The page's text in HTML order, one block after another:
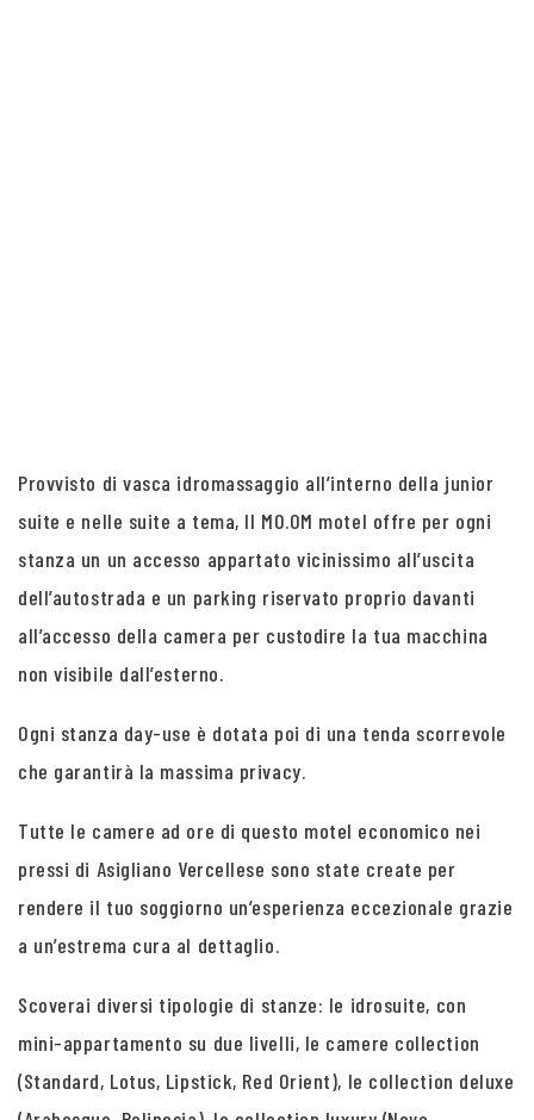
Provvisto di vasca idromassaggio all’interno della junior
suite e nelle suite a tema, Il MO.OM motel offre per ogni
stanza un un accesso appartato vicinissimo all’uscita
dell’autostrada e un parking riservato proprio davanti
all’accesso della camera per custodire la tua macchina
non visibile dall’esterno.
Ogni stanza day-use è dotata poi di una tenda scorrevole
che garantirà la massima privacy.
Tutte le camere ad ore di questo motel economico nei
pressi di Asigliano Vercellese sono state create per
rendere il tuo soggiorno un’esperienza eccezionale grazie
a un’estrema cura al dettaglio.
Scoverai diversi tipologie di stanze: le idrosuite, con
mini-appartamento su due livelli, le camere collection
(Standard, Lotus, Lipstick, Red Orient), le collection deluxe